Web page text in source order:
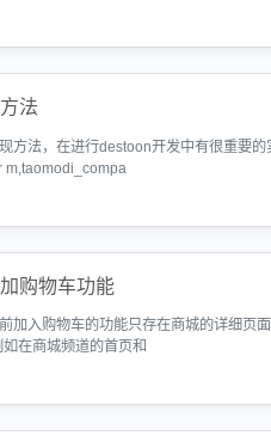
法
方法，在进行destoon开发中有很重要
m,taomodi_compa
购物车功能
加入购物车的功能只存在商城的详细页
在商城频道的首页和